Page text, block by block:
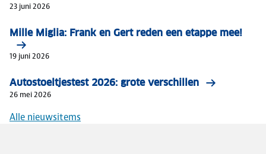
23 juni 2026
Mille Miglia: Frank en Gert reden een etappe mee!
19 juni 2026
Autostoeltjestest 2026: grote verschillen
26 mei 2026
Alle nieuwsitems